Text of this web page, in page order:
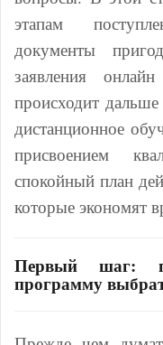
этапам
документы
заявления
происходит
дистанционное
присвоением
спокойный план
которые экономят
Первый шаг:
программу